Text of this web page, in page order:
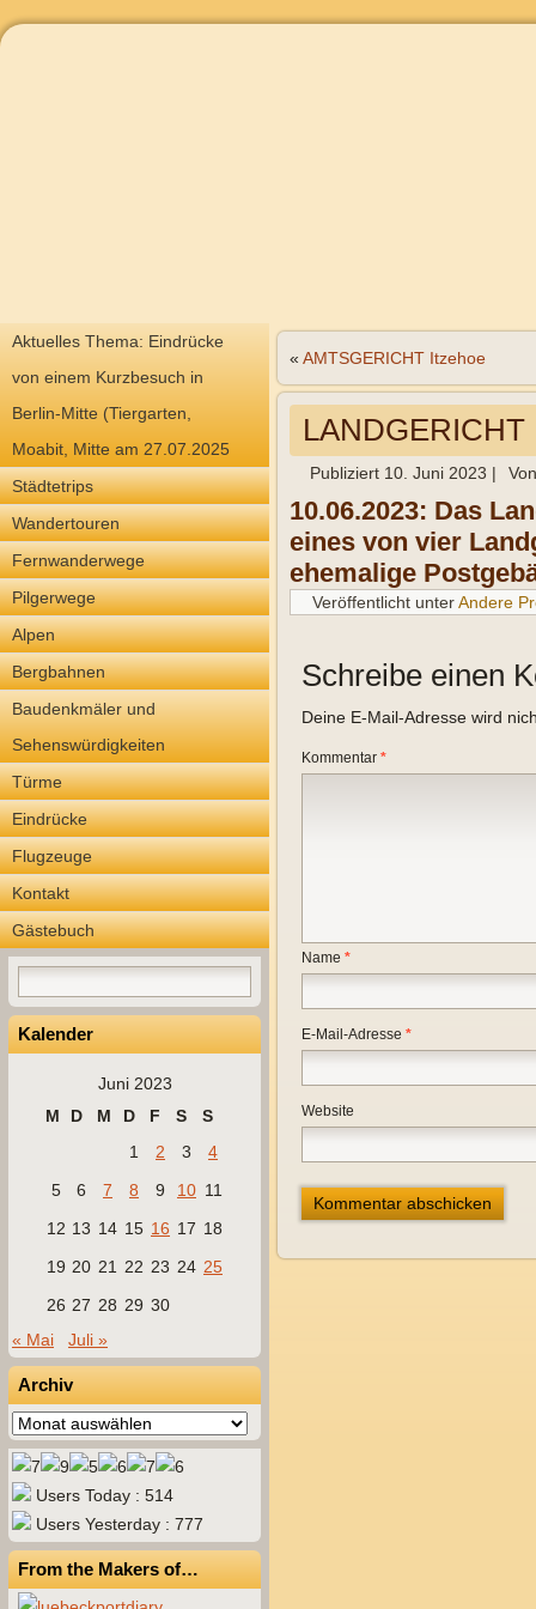
Aktuelles Thema: Eindrücke
von einem Kurzbesuch in
Berlin-Mitte (Tiergarten,
Moabit, Mitte am 27.07.2025
Städtetrips
Wandertouren
Fernwanderwege
Pilgerwege
Alpen
Bergbahnen
Baudenkmäler und
Sehenswürdigkeiten
Türme
Eindrücke
Flugzeuge
Kontakt
Gästebuch
Kalender
Juni 2023
M
D M D F S
S
1
2 3
4
5
6 7 8 9 10 11
12 13 14 15 16 17 18
19 20 21 22 23 24 25
26 27 28 29 30
« Mai
Juli »
Archiv
Archiv
Users Today : 514
Users Yesterday : 777
From the Makers of…
« AMTSGERICHT Itzehoe
LANDGERICHT
Publiziert 10. Juni 2023 | Von
10.06.2023: Das
eines von vier
ehemalige
Veröffentlicht unterAndere
Schreibe einen
Deine E-Mail-Adresse wird
Kommentar *
Name *
E-Mail-Adresse *
Website